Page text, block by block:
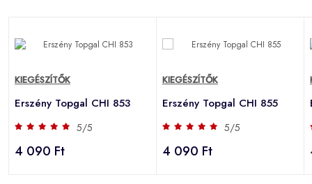
KIEGÉSZÍTŐK
Erszény Topgal CHI 853
5/5
4 090 Ft
KIEGÉSZÍTŐK
Erszény Topgal CHI 855
5/5
4 090 Ft